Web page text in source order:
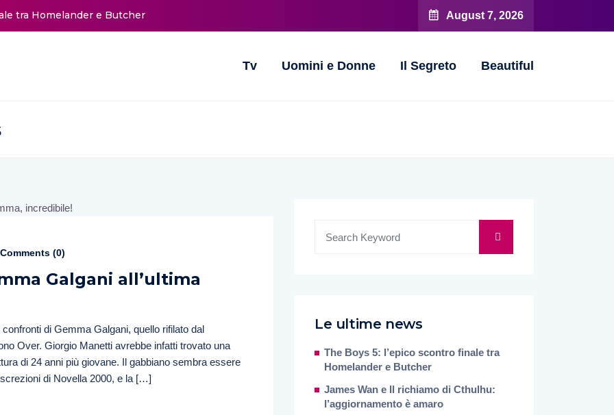
tra Homelander e Butcher August 7, 2026
Tv Uomini e Donne Il Segreto Beautiful
(0)
Galgani all’ultima
di Gemma Galgani, quello rifilato dal
Over. Giorgio Manetti avrebbe infatti trovato una
di 24 anni più giovane. Il gabbiano sembra essere
di Novella 2000, e la […]
Le ultime news
The Boys 5: l’epico scontro finale tra
Homelander e Butcher
James Wan e Il richiamo di Cthulhu:
l’aggiornamento è amaro